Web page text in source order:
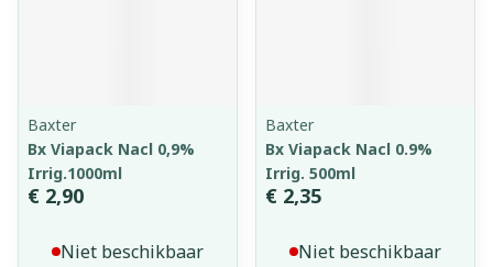
Baxter
Bx Viapack Nacl 0,9%
Irrig.1000ml
€ 2,90
Niet beschikbaar
Baxter
Bx Viapack Nacl 0.9%
Irrig. 500ml
€ 2,35
Niet beschikbaar